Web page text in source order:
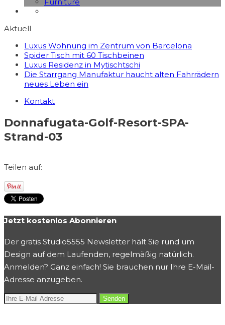
Aktuell
Luxus Wohnung im Zentrum von Barcelona
Spider Tisch mit 60 Tischbeinen
Luxus Residenz in Mytischtschi
Die Starrgang Manufaktur haucht alten Fahrrädern
neues Leben ein
Kontakt
Donnafugata-Golf-Resort-SPA-
Strand-03
Teilen auf:
Jetzt kostenlos Abonnieren
Der gratis Studio5555 Newsletter hält Sie rund um
Design auf dem Laufenden, regelmäßig natürlich.
Anmelden? Ganz einfach! Sie brauchen nur Ihre E-Mail-
Adresse anzugeben.